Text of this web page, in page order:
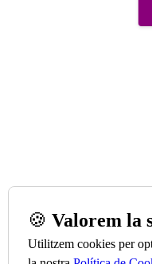
🍪 Valorem la
Utilitzem cookies per